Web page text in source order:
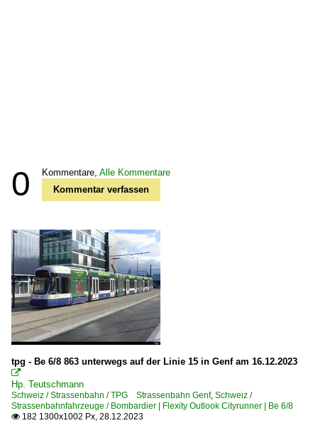
0 Kommentare, Alle Kommentare
Kommentar verfassen
tpg - Be 6/8 863 unterwegs auf der Linie 15 in Genf am 16.12.2023

Hp. Teutschmann
Schweiz / Strassenbahn / TPG Strassenbahn Genf, Schweiz /
Strassenbahnfahrzeuge / Bombardier | Flexity Outlook Cityrunner | Be 6/8
 182 1300x1002 Px, 28.12.2023